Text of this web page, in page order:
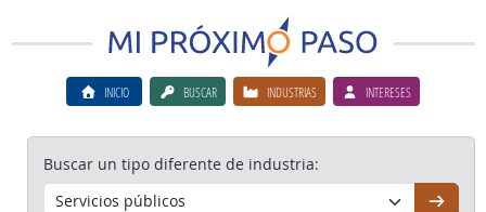
INICIO BUSCAR INDUSTRIAS INTERESES
Buscar un tipo diferente de industria: